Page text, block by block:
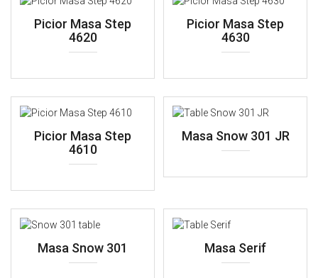
Picior Masa Step
4620
Picior Masa Step
4630
Picior Masa Step
4610
Masa Snow 301 JR
Masa Snow 301 Masa Serif